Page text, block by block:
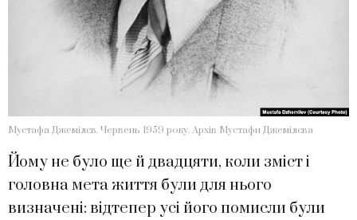
Мустафа Джемілєв. Червень 1959 року. Архів Мустафи Джемілєва
Йому не було ще й двадцяти, коли зміст і
головна мета життя були для нього
визначені: відтепер усі його помисли були